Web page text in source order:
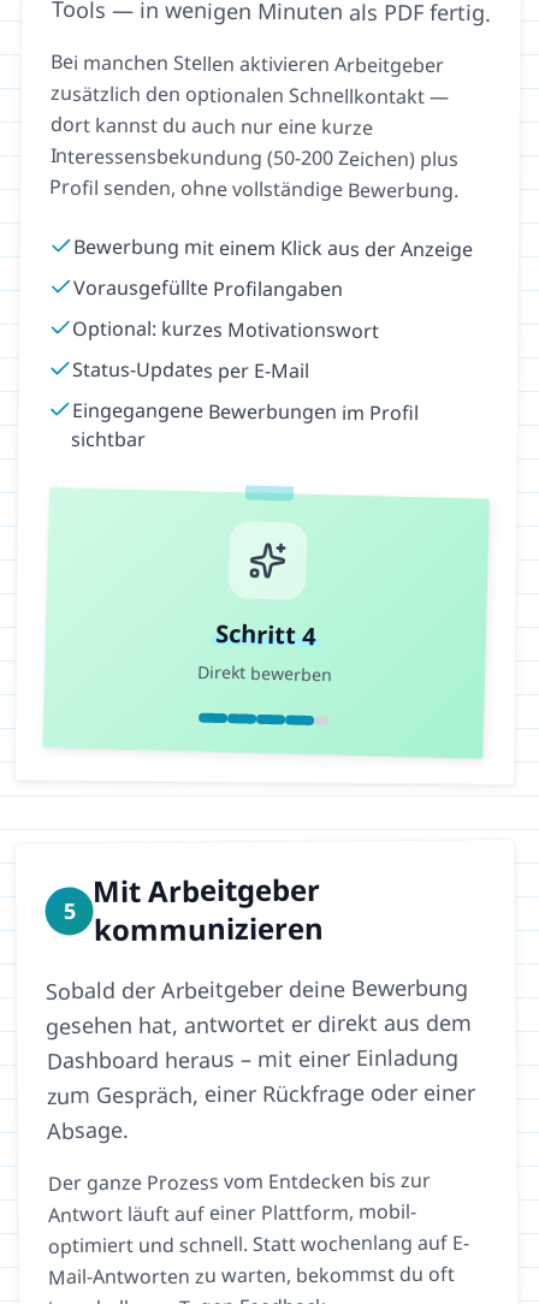
Tools — in wenigen Minuten als PDF fertig.
Bei manchen Stellen aktivieren Arbeitgeber
zusätzlich den optionalen Schnellkontakt —
dort kannst du auch nur eine kurze
Interessensbekundung (50-200 Zeichen) plus
Profil senden, ohne vollständige Bewerbung.
Bewerbung mit einem Klick aus der Anzeige
Vorausgefüllte Profilangaben
Optional: kurzes Motivationswort
Status-Updates per E-Mail
Eingegangene Bewerbungen im Profil
sichtbar
Schritt4
Direkt bewerben
5
Mit Arbeitgeber
kommunizieren
Sobald der Arbeitgeber deine Bewerbung
gesehen hat, antwortet er direkt aus dem
Dashboard heraus – mit einer Einladung
zum Gespräch, einer Rückfrage oder einer
Absage.
Der ganze Prozess vom Entdecken bis zur
Antwort läuft auf einer Plattform, mobil-
optimiert und schnell. Statt wochenlang auf E-
Mail-Antworten zu warten, bekommst du oft